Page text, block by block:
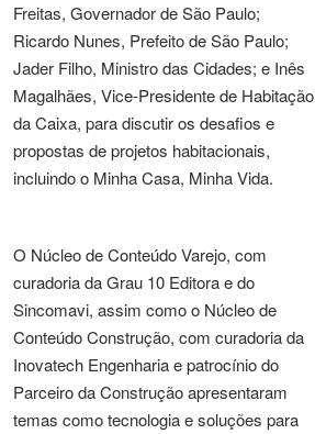
Freitas, Governador de São Paulo;
Ricardo Nunes, Prefeito de São Paulo;
Jader Filho, Ministro das Cidades; e Inês
Magalhães, Vice-Presidente de Habitação
da Caixa, para discutir os desafios e
propostas de projetos habitacionais,
incluindo o Minha Casa, Minha Vida.
O Núcleo de Conteúdo Varejo, com
curadoria da Grau 10 Editora e do
Sincomavi, assim como o Núcleo de
Conteúdo Construção, com curadoria da
Inovatech Engenharia e patrocínio do
Parceiro da Construção apresentaram
temas como tecnologia e soluções para